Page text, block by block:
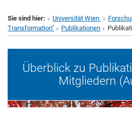
Sie sind hier: Universität Wien
Transformation"
Publikationen
Überblick zu
Mitgliedern